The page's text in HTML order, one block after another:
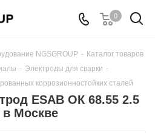
0
NGSGROUP - Каталог товаров
- Электроды для сварки -
коррозионностойких сталей
ESAB ОК 68.55 2.5
Москве